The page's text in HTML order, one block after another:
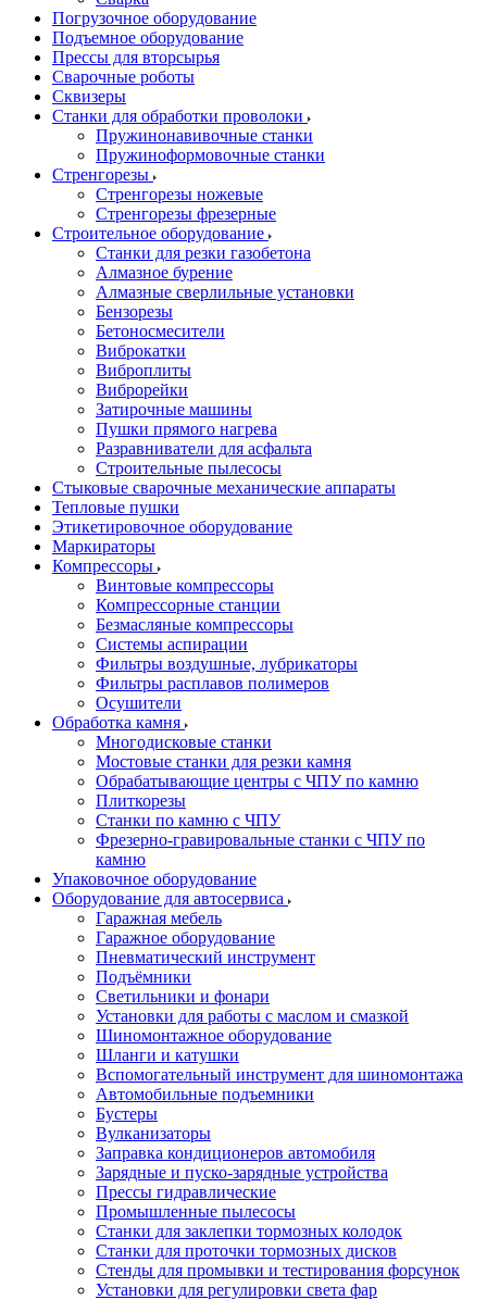
Погрузочное оборудование
Подъемное оборудование
Прессы для вторсырья
Сварочные роботы
Сквизеры
Станки для обработки проволоки
Пружинонавивочные станки
Пружиноформовочные станки
Стренгорезы
Стренгорезы ножевые
Стренгорезы фрезерные
Строительное оборудование
Станки для резки газобетона
Алмазное бурение
Алмазные сверлильные установки
Бензорезы
Бетоносмесители
Виброкатки
Виброплиты
Виброрейки
Затирочные машины
Пушки прямого нагрева
Разравниватели для асфальта
Строительные пылесосы
Стыковые сварочные механические аппараты
Тепловые пушки
Этикетировочное оборудование
Маркираторы
Компрессоры
Винтовые компрессоры
Компрессорные станции
Безмасляные компрессоры
Системы аспирации
Фильтры воздушные, лубрикаторы
Фильтры расплавов полимеров
Осушители
Обработка камня
Многодисковые станки
Мостовые станки для резки камня
Обрабатывающие центры с ЧПУ по камню
Плиткорезы
Станки по камню с ЧПУ
Фрезерно-гравировальные станки с ЧПУ по
камню
Упаковочное оборудование
Оборудование для автосервиса
Гаражная мебель
Гаражное оборудование
Пневматический инструмент
Подъёмники
Светильники и фонари
Установки для работы с маслом и смазкой
Шиномонтажное оборудование
Шланги и катушки
Вспомогательный инструмент для шиномонтажа
Автомобильные подъемники
Бустеры
Вулканизаторы
Заправка кондиционеров автомобиля
Зарядные и пуско-зарядные устройства
Прессы гидравлические
Промышленные пылесосы
Станки для заклепки тормозных колодок
Станки для проточки тормозных дисков
Стенды для промывки и тестирования форсунок
Установки для регулировки света фар